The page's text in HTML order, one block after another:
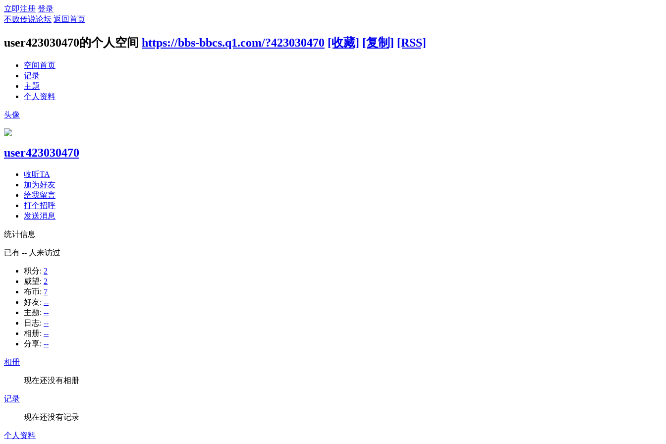
立即注册 登录
不败传说论坛 返回首页
user423030470的个人空间 https://bbs-bbcs.q1.com/?423030470 [收藏] [复制] [RSS]
空间首页
记录
主题
个人资料
头像
user423030470
收听TA
加为好友
给我留言
打个招呼
发送消息
统计信息
已有 -- 人来访过
积分: 2
威望: 2
布币: 7
好友: --
主题: --
日志: --
相册: --
分享: --
相册
现在还没有相册
记录
现在还没有记录
个人资料